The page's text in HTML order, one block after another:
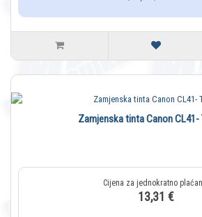
Zamjenska tinta Canon CL41-
13,31 €